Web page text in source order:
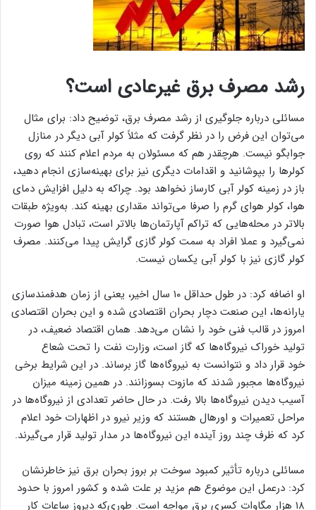
رشد مصرف برق غیرعادی است؟
مسائلی درباره جلوگیری از رشد مصرف برق، توضیح داد: برای مثال
می‌توان این فرض را در نظر گرفت که مثلاً کولر آبی دیگر در منازل
جوابگو نیست. هرچقدر هم که مسئولان به مردم اعلام کنند که روی
کولرها را بپوشانید و اقدامات دیگری نیز برای بهینه‌سازی انجام دهید،
باز در زمینه کولر آبی کارساز نخواهد بود. چراکه به دلیل افزایش دمای
هوا، کولر هوای گرم را صرفا می‌تواند مقداری بهینه کند. به‌ویژه طبقات
بالاتر در محله‌هایی که تراکم آپارتمان‌ها بالاتر است، تبادل هوا صورت
نمی‌گیرد و عملا افراد به سمت کولر گازی گرایش پیدا می‌کنند. مصرف
کولر گازی نیز با کولر آبی یکسان نیست.
او اضافه کرد: در طول حداقل ۱۰ سال اخیر، یعنی از زمان هدفمندسازی
یارانه‌ها، این صنعت دچار بحران اقتصادی شده و این بحران اقتصادی
امروز در قالب فنی خود را نشان می‌دهد. همان اقتصاد ضعیف، در
تولید خوراک نیروگاه‌ها که گاز است، وزارت نفت را تحت شعاع
خود قرار داد و نتوانست به نیروگاه‌ها گاز برساند. در این شرایط برخی
نیروگاه‌ها مجبور شدند که مازوت بسوزانند. در همین زمینه میزان
آسیب دیدن نیروگاه‌ها بالا رفت. در حال حاضر تعدادی از نیروگاه‌ها در
مراحل تعمیرات و اورهال هستند که وزیر نیرو در اظهارات خود اعلام
کرد که ظرف چند روز آینده این نیروگاه‌ها در مدار تولید قرار می‌گیرند.
مسائلی درباره تأثیر کمبود سوخت بر بروز بحران برق نیز خاطرنشان
کرد: درعمل این موضوع هم مزید بر علت شده و کشور امروز با حدود
۱۸ هزار مگاوات کسری برق مواجه است. طوری‌که دیروز ساعات کار